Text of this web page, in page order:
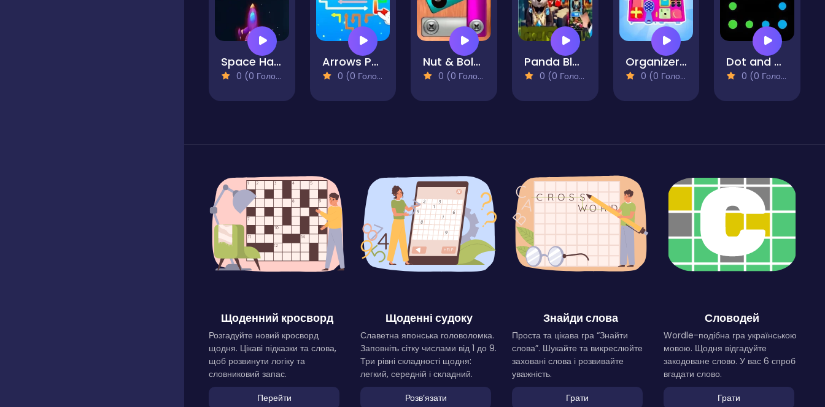
Space Havoc
0 (0 Голосів)
Arrows Puzzle Escape
0 (0 Голосів)
Nut & Bolt Steel Screw Puzzle
0 (0 Голосів)
Panda Block Pro
0 (0 Голосів)
Organizer Master
0 (0 Голосів)
Dot and Box
0 (0 Голосів)
Щоденний кросворд
Розгадуйте новий кросворд
щодня. Цікаві підказки та слова,
щоб розвинути логіку та
словниковий запас.
Перейти
Щоденні судоку
Славетна японська головоломка.
Заповніть сітку числами від 1 до 9.
Три рівні складності щодня:
легкий, середній і складний.
Розвʼязати
Знайди слова
Проста та цікава гра “Знайти
слова”. Шукайте та викреслюйте
заховані слова і розвивайте
уважність.
Грати
Словодей
Wordle-подібна гра українською
мовою. Щодня відгадуйте
закодоване слово. У вас 6 спроб
вгадати слово.
Грати